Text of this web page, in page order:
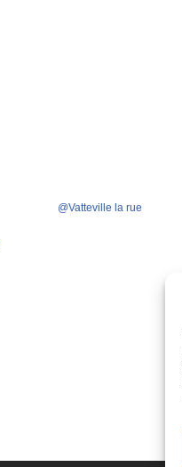
@Vatteville la rue